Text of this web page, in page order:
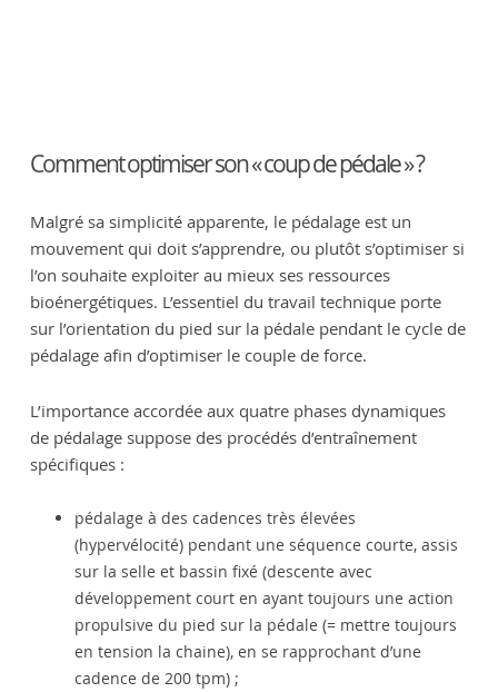
Comment optimiser son « coup de pédale » ?
Malgré sa simplicité apparente, le pédalage est un
mouvement qui doit s’apprendre, ou plutôt s’optimiser si
l’on souhaite exploiter au mieux ses ressources
bioénergétiques. L’essentiel du travail technique porte
sur l’orientation du pied sur la pédale pendant le cycle de
pédalage afin d’optimiser le couple de force.
L’importance accordée aux quatre phases dynamiques
de pédalage suppose des procédés d’entraînement
spécifiques :
pédalage à des cadences très élevées
(hypervélocité) pendant une séquence courte, assis
sur la selle et bassin fixé (descente avec
développement court en ayant toujours une action
propulsive du pied sur la pédale (= mettre toujours
en tension la chaine), en se rapprochant d’une
cadence de 200 tpm) ;